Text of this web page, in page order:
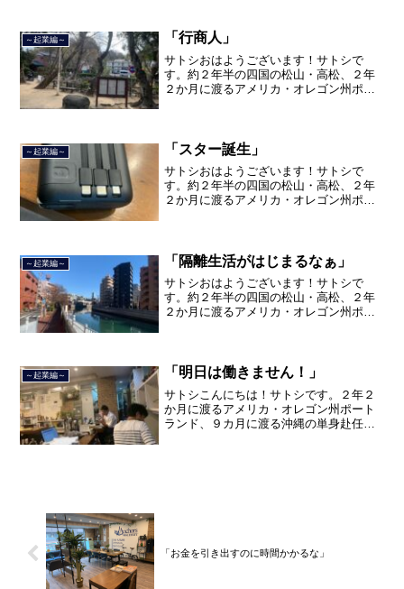
サラリーマン人生を卒業し、東京都品川
区南大井で不動産を主に取...
～起業編～ 「行商人」
サトシおはようございます！サトシで
す。約２年半の四国の松山・高松、２年
２か月に渡るアメリカ・オレゴン州ポー
て、２０２１年３月９日より東...
～起業編～ 「スター誕生」
サトシおはようございます！サトシで
す。約２年半の四国の松山・高松、２年
２か月に渡るアメリカ・オレゴン州ポー
て、２０２１年３月９日より東...
～起業編～ 「隔離生活がはじまるなぁ」
サトシおはようございます！サトシで
す。約２年半の四国の松山・高松、２年
２か月に渡るアメリカ・オレゴン州ポー
て、２０２１年３月９日より東...
～起業編～ 「明日は働きません！」
サトシこんにちは！サトシです。２年２
か月に渡るアメリカ・オレゴン州ポート
ランド、９カ月に渡る沖縄の単身赴任の
「お金を引き出すのに時間かかるな」